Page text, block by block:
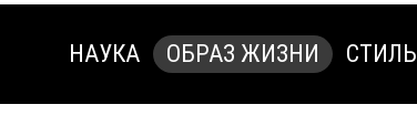
НАУКА ОБРАЗ ЖИЗНИ СТИЛЬ